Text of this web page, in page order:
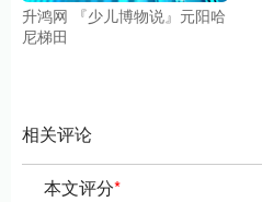
升鸿网 『少儿博物说』元阳哈
尼梯田
相关评论
本文评分*